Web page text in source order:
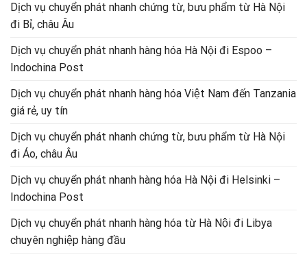
Dịch vụ chuyển phát nhanh chứng từ, bưu phẩm từ Hà Nội
đi Bỉ, châu Âu
Dịch vụ chuyển phát nhanh hàng hóa Hà Nội đi Espoo –
Indochina Post
Dịch vụ chuyển phát nhanh hàng hóa Việt Nam đến Tanzania
giá rẻ, uy tín
Dịch vụ chuyển phát nhanh chứng từ, bưu phẩm từ Hà Nội
đi Áo, châu Âu
Dịch vụ chuyển phát nhanh hàng hóa Hà Nội đi Helsinki –
Indochina Post
Dịch vụ chuyển phát nhanh hàng hóa từ Hà Nội đi Libya
chuyên nghiệp hàng đầu